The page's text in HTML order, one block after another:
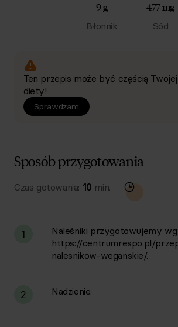
9 g
Błonnik
477 mg
Sód
Ten przepis może być częścią
diety!
Sprawdzam
Sposób przygotowania
Czas gotowania: 10 min.
1
Naleśniki przygotowujemy
https://centrumrespo.pl/
nalesnikow-weganskie/.
2 Nadzienie: